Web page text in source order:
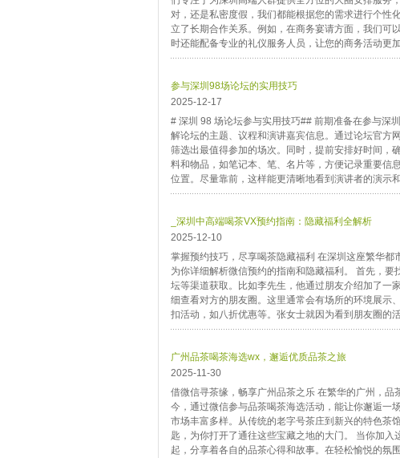
对，还是私密度假，我们都能根据您的需求进行个性
立了长期合作关系。例如，在商务宴请方面，我们可
时还能配备专业的礼仪服务人员，让您的商务活动更
参与深圳98场论坛的实用技巧
2025-12-17
# 深圳 98 场论坛参与实用技巧## 前期准备在参与深
解论坛的主题、议程和演讲嘉宾信息。通过论坛官方
筛选出最值得参加的场次。同时，提前安排好时间，
料和物品，如笔记本、笔、名片等，方便记录重要信
位置。尽量靠前，这样能更清晰地看到演讲者的演示
_深圳中高端喝茶VX预约指南：隐藏福利全解析
2025-12-10
掌握预约技巧，尽享喝茶隐藏福利 在深圳这座繁华
为你详细解析微信预约的指南和隐藏福利。 首先，
坛等渠道获取。比如李先生，他通过朋友介绍加了一
细查看对方的朋友圈。这里通常会有场所的环境展示
扣活动，如八折优惠等。张女士就因为看到朋友圈的
广州品茶喝茶海选wx，邂逅优质品茶之旅
2025-11-30
借微信寻茶缘，畅享广州品茶之乐 在繁华的广州，
今，通过微信参与品茶喝茶海选活动，能让你邂逅一
市场丰富多样。从传统的老字号茶庄到新兴的特色茶
匙，为你打开了通往这些宝藏之地的大门。 当你加
起，分享着各自的品茶心得和故事。在轻松愉悦的氛